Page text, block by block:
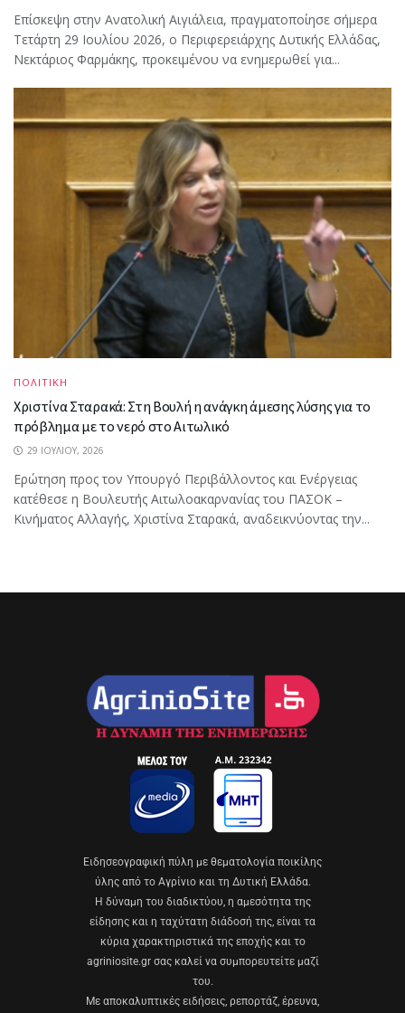
Επίσκεψη στην Ανατολική Αιγιάλεια, πραγματοποίησε σήμερα
Τετάρτη 29 Ιουλίου 2026, ο Περιφερειάρχης Δυτικής Ελλάδας,
Νεκτάριος Φαρμάκης, προκειμένου να ενημερωθεί για...
ΠΟΛΙΤΙΚΗ
Χριστίνα Σταρακά: Στη Βουλή η ανάγκη άμεσης λύσης για το
πρόβλημα με το νερό στο Αιτωλικό
29 ΙΟΥΛΊΟΥ, 2026
Ερώτηση προς τον Υπουργό Περιβάλλοντος και Ενέργειας
κατέθεσε η Βουλευτής Αιτωλοακαρνανίας του ΠΑΣΟΚ –
Κινήματος Αλλαγής, Χριστίνα Σταρακά, αναδεικνύοντας την...
Eιδησεογραφική πύλη με θεματολογία ποικίλης
ύλης από το Αγρίνιο και τη Δυτική Ελλάδα.
Η δύναμη του διαδικτύου, η αμεσότητα της
είδησης και η ταχύτατη διάδοσή της, είναι τα
κύρια χαρακτηριστικά της εποχής και το
agriniosite.gr σας καλεί να συμπορευτείτε μαζί
του.
Με αποκαλυπτικές ειδήσεις, ρεπορτάζ, έρευνα,